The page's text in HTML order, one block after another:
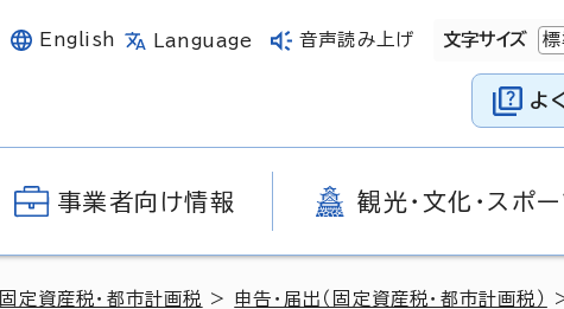
English Language 音声読み上げ 文字サイズ 標
よ
事業者向け情報 観光・文化・スポー
固定資産税・都市計画税 > 申告・届出（固定資産税・都市計画税）